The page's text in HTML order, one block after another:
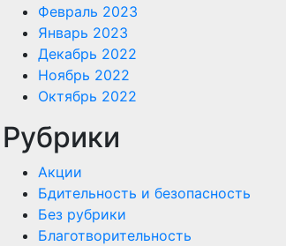
Февраль 2023
Январь 2023
Декабрь 2022
Ноябрь 2022
Октябрь 2022
Рубрики
Акции
Бдительность и безопасность
Без рубрики
Благотворительность